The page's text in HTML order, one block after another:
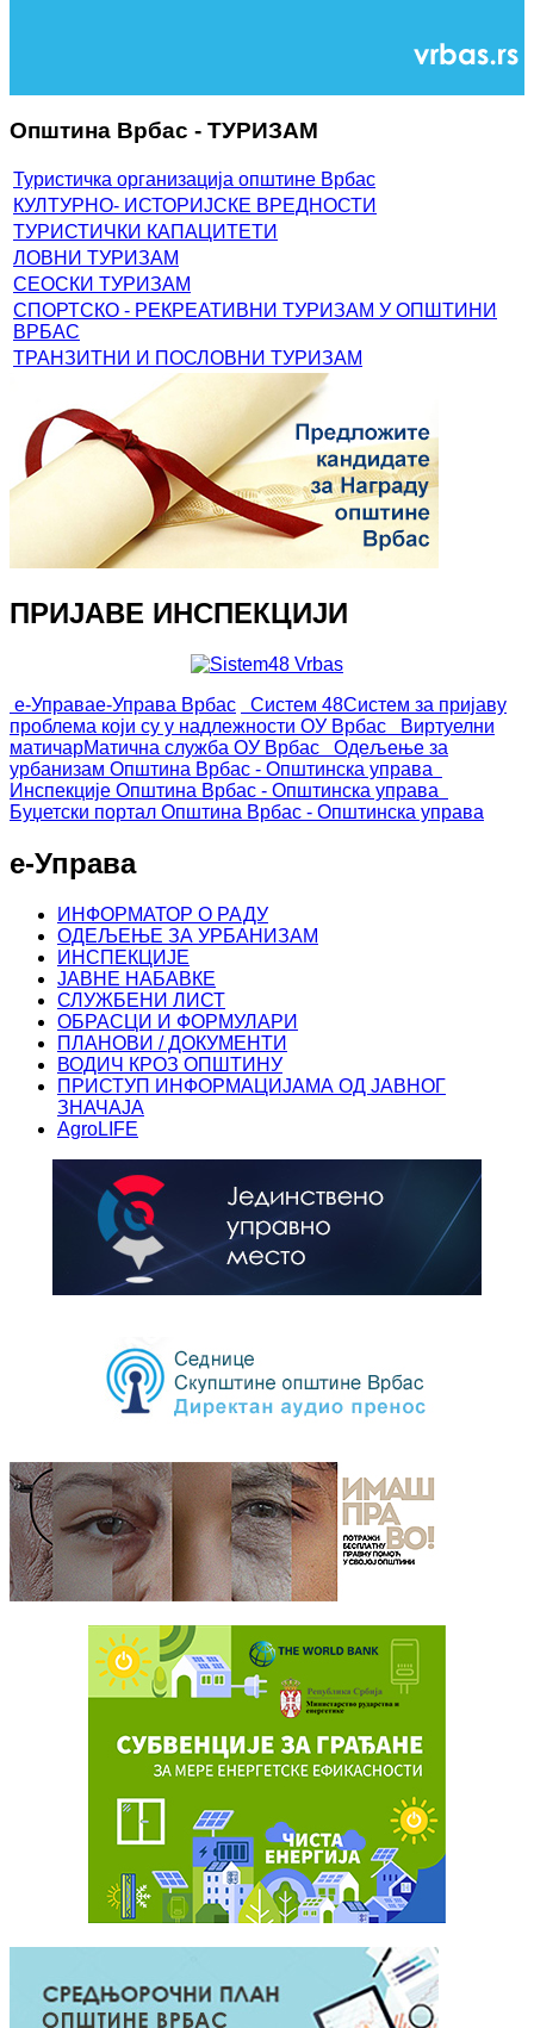
Општина Врбас - ТУРИЗАМ
Туристичка организација општине Врбас
КУЛТУРНО- ИСТОРИЈСКЕ ВРЕДНОСТИ
ТУРИСТИЧКИ КАПАЦИТЕТИ
ЛОВНИ ТУРИЗАМ
СЕОСКИ ТУРИЗАМ
СПОРТСКО - РЕКРЕАТИВНИ ТУРИЗАМ У ОПШТИНИ
ВРБАС
ТРАНЗИТНИ И ПОСЛОВНИ ТУРИЗАМ
ПРИЈАВЕ ИНСПЕКЦИЈИ
е-Управае-Управа Врбас Систем 48Систем за пријаву
проблема који су у надлежности ОУ Врбас
Виртуелни
матичарМатична служба ОУ Врбас
Одељење за
урбанизам Општина Врбас - Општинска управа
Инспекције Општина Врбас - Општинска управа
Буџетски портал Општина Врбас - Општинска управа
е-Управа
ИНФОРМАТОР О РАДУ
ОДЕЉЕЊЕ ЗА УРБАНИЗАМ
ИНСПЕКЦИЈЕ
ЈАВНЕ НАБАВКЕ
СЛУЖБЕНИ ЛИСТ
ОБРАСЦИ И ФОРМУЛАРИ
ПЛАНОВИ / ДОКУМЕНТИ
ВОДИЧ КРОЗ ОПШТИНУ
ПРИСТУП ИНФОРМАЦИЈАМА ОД ЈАВНОГ
ЗНАЧАЈА
AgroLIFE